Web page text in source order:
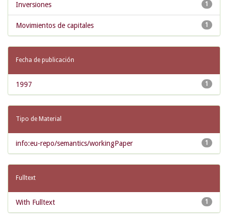
1
Inversiones
1
Movimientos de capitales
Fecha de publicación
1
1997
Tipo de Material
1
info:eu-repo/semantics/workingPaper
Fulltext
1
With Fulltext